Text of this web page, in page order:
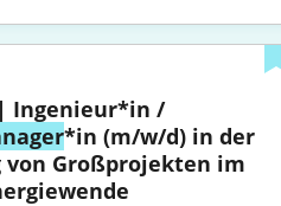
#BLS2601 | Ingenieur*in /
*in (m/w/d) in der
von Großprojekten im